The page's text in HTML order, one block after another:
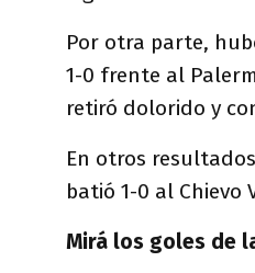
Por otra parte,
1-0 frente al
retiró dolorido y
En otros
batió 1-0 al Chievo
Mirá los goles de